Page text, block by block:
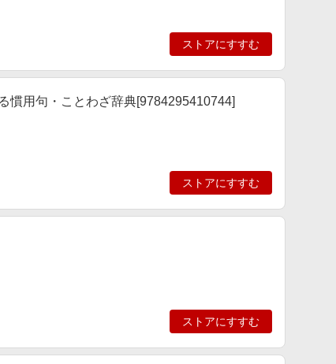
ストアにすすむ
慣用句・ことわざ辞典[9784295410744]
ストアにすすむ
ストアにすすむ